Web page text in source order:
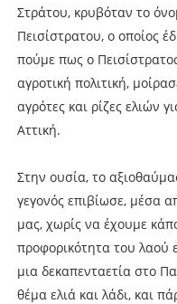
Στράτου, κρυβόταν το
Πεισίστρατου, ο οποίος
πούμε πως ο
αγροτική πολιτική,
αγρότες και ρίζες ελιών
Αττική.
Στην ουσία, το
γεγονός επιβίωσε, μέσα
μας, χωρίς να έχουμε
προφορικότητα του λαού
μια δεκαπενταετία στο
θέμα ελιά και λάδι, και